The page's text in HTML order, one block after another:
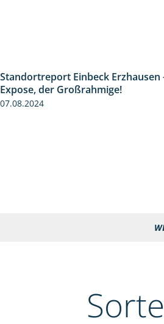
Standortreport Einbeck Erzhausen
Expose, der Großrahmige!
07.08.2024